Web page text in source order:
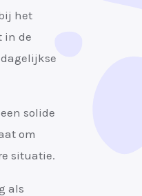
het
in de
solide
om
situatie.
als